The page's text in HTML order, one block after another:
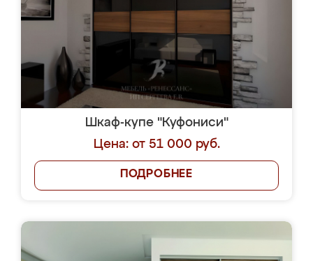
Шкаф-купе "Куфониси"
Цена: от 51 000 руб.
ПОДРОБНЕЕ